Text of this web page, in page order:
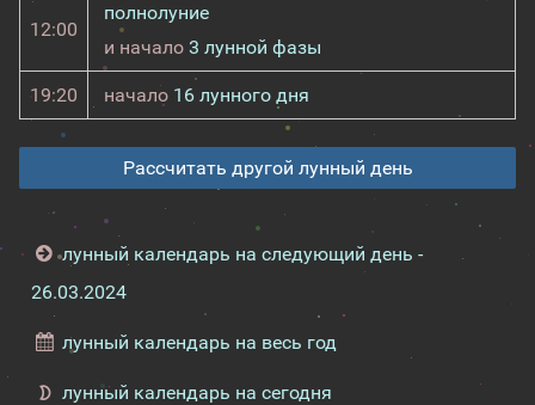
12:00
полнолуние
и начало 3 лунной фазы
19:20 начало 16 лунного дня
Рассчитать другой лунный день
лунный календарь на следующий день -
26.03.2024
лунный календарь на весь год
лунный календарь на сегодня